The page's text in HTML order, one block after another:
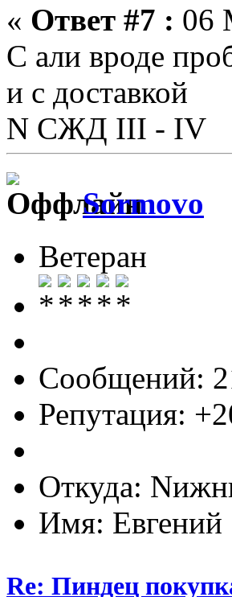
« Ответ #7 : 06
С али вроде
и с доставкой
N СЖД III - IV
Sormovo
Ветеран
Сообщений:
Репутация:
Откуда:
Имя: Евгений
Re: Пиндец